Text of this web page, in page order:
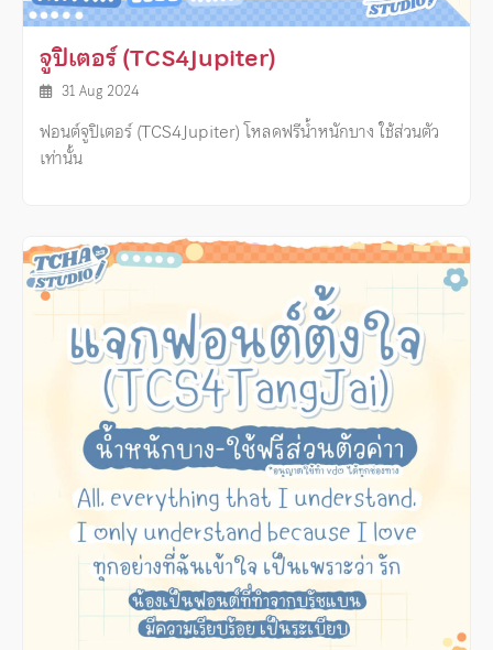
จูปิเตอร์ (TCS4Jupiter)
31 Aug 2024
ฟอนต์จูปิเตอร์ (TCS4Jupiter) โหลดฟรีน้ำหนักบาง ใช้ส่วนตัว
เท่านั้น